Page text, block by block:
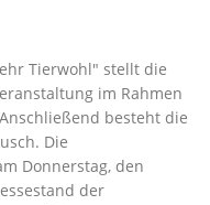
Tierwohl stellt die
im Rahmen
besteht die
Die
Donnerstag, den
der